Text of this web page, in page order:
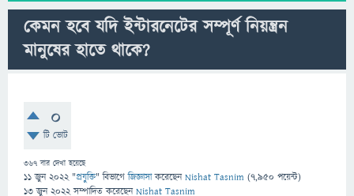
কেমন হবে যদি ইন্টারনেটের সম্পূর্ণ নিয়ন্ত্রন
মানুষের হাতে থাকে?
0
টি ভোট
367 বার দেখা হয়েছে
11 জুন 2022 "প্রযুক্তি" বিভাগে জিজ্ঞাসাকরেছেনNishat Tasnim (7,950 পয়েন্ট)
13 জুন 2022 সম্পাদিত করেছেনNishat Tasnim